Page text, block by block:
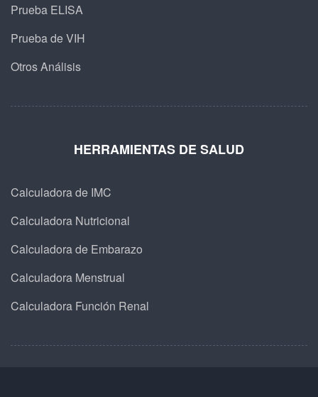
Prueba ELISA
Prueba de VIH
Otros Análisis
HERRAMIENTAS DE SALUD
Calculadora de IMC
Calculadora Nutricional
Calculadora de Embarazo
Calculadora Menstrual
Calculadora Función Renal